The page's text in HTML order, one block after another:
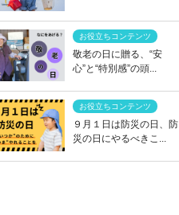
お役立ちコンテンツ
敬老の日に贈る、“安
心”と“特別感”の頭...
お役立ちコンテンツ
９月１日は防災の日、防
災の日にやるべきこ...